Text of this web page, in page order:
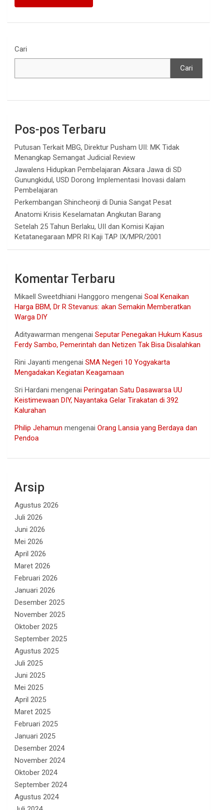
Cari
Cari
Pos-pos Terbaru
Putusan Terkait MBG, Direktur Pusham UII: MK Tidak
Menangkap Semangat Judicial Review
Jawalens Hidupkan Pembelajaran Aksara Jawa di SD
Gunungkidul, USD Dorong Implementasi Inovasi dalam
Pembelajaran
Perkembangan Shincheonji di Dunia Sangat Pesat
Anatomi Krisis Keselamatan Angkutan Barang
Setelah 25 Tahun Berlaku, UII dan Komisi Kajian
Ketatanegaraan MPR RI Kaji TAP IX/MPR/2001
Komentar Terbaru
Mikaell Sweetdhiani Hanggoro mengenai Soal Kenaikan
Harga BBM, Dr R Stevanus: akan Semakin Memberatkan
Warga DIY
Adityawarman mengenai Seputar Penegakan Hukum Kasus
Ferdy Sambo, Pemerintah dan Netizen Tak Bisa Disalahkan
Rini Jayanti mengenai SMA Negeri 10 Yogyakarta
Mengadakan Kegiatan Keagamaan
Sri Hardani mengenai Peringatan Satu Dasawarsa UU
Keistimewaan DIY, Nayantaka Gelar Tirakatan di 392
Kalurahan
Philip Jehamun mengenai Orang Lansia yang Berdaya dan
Pendoa
Arsip
Agustus 2026
Juli 2026
Juni 2026
Mei 2026
April 2026
Maret 2026
Februari 2026
Januari 2026
Desember 2025
November 2025
Oktober 2025
September 2025
Agustus 2025
Juli 2025
Juni 2025
Mei 2025
April 2025
Maret 2025
Februari 2025
Januari 2025
Desember 2024
November 2024
Oktober 2024
September 2024
Agustus 2024